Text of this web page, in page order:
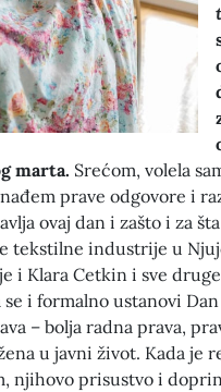
marta. Srećom, volela
prave odgovore i
ovaj dan i zašto i za
tekstilne industrije u
i Klara Cetkin i sve
i formalno ustanovi
– bolja radna prava,
u javni život. Kada je
njihovo prisustvo i